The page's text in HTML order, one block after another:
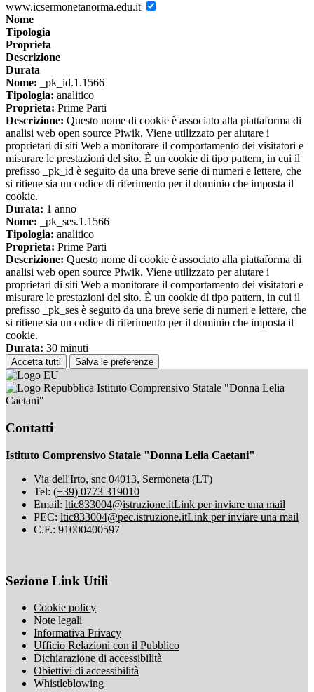
www.icsermonetanorma.edu.it
Nome
Tipologia
Proprieta
Descrizione
Durata
Nome: _pk_id.1.1566
Tipologia: analitico
Proprieta: Prime Parti
Descrizione: Questo nome di cookie è associato alla piattaforma di
analisi web open source Piwik. Viene utilizzato per aiutare i
proprietari di siti Web a monitorare il comportamento dei visitatori e
misurare le prestazioni del sito. È un cookie di tipo pattern, in cui il
prefisso _pk_id è seguito da una breve serie di numeri e lettere, che
si ritiene sia un codice di riferimento per il dominio che imposta il
cookie.
Durata: 1 anno
Nome: _pk_ses.1.1566
Tipologia: analitico
Proprieta: Prime Parti
Descrizione: Questo nome di cookie è associato alla piattaforma di
analisi web open source Piwik. Viene utilizzato per aiutare i
proprietari di siti Web a monitorare il comportamento dei visitatori e
misurare le prestazioni del sito. È un cookie di tipo pattern, in cui il
prefisso _pk_ses è seguito da una breve serie di numeri e lettere, che
si ritiene sia un codice di riferimento per il dominio che imposta il
cookie.
Durata: 30 minuti
Accetta tutti Salva le preferenze
Istituto Comprensivo Statale "Donna Lelia
Caetani"
Contatti
Istituto Comprensivo Statale "Donna Lelia Caetani"
Via dell'Irto, snc 04013, Sermoneta (LT)
Tel: (+39) 0773 319010
Email: ltic833004@istruzione.itLink per inviare una mail
PEC: ltic833004@pec.istruzione.itLink per inviare una mail
C.F.: 91000400597
Sezione Link Utili
Cookie policy
Note legali
Informativa Privacy
Ufficio Relazioni con il Pubblico
Dichiarazione di accessibilità
Obiettivi di accessibilità
Whistleblowing